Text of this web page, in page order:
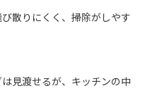
散りにくく、掃除がしやす
見渡せるが、キッチンの中